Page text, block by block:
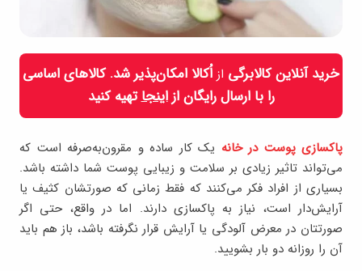
خرید آنلاین کالابرگی از اُکالا امکان‌پذیر شد. کالاهای اساسی
را با ارسال رایگان ازاینجاتهیه کنید
پاکسازی پوست در خانه یک کار ساده و مقرون‌به‌صرفه است که
می‌تواند تاثیر زیادی بر سلامت و زیبایی پوست شما داشته باشد.
بسیاری از افراد فکر می‌کنند که فقط زمانی که صورتشان کثیف یا
آرایش‌دار است، نیاز به پاکسازی دارند. اما در واقع، حتی اگر
صورتتان در معرض آلودگی یا آرایش قرار نگرفته باشد، باز هم باید
آن را روزانه دو بار بشویید.